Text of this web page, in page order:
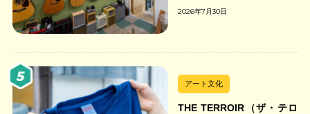
寺」
2026年7月30日
アート文化
THE TERROIR（ザ・テロ